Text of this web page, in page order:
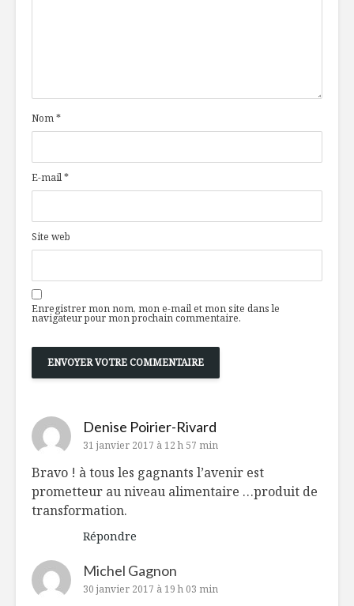
Nom*
E-mail*
Site web
Enregistrer mon nom, mon e-mail et mon site dans le
navigateur pour mon prochain commentaire.
Denise Poirier-Rivard
31 janvier 2017 à 12 h 57 min
Bravo ! à tous les gagnants l’avenir est
prometteur au niveau alimentaire …produit de
transformation.
Répondre
Michel Gagnon
30 janvier 2017 à 19 h 03 min